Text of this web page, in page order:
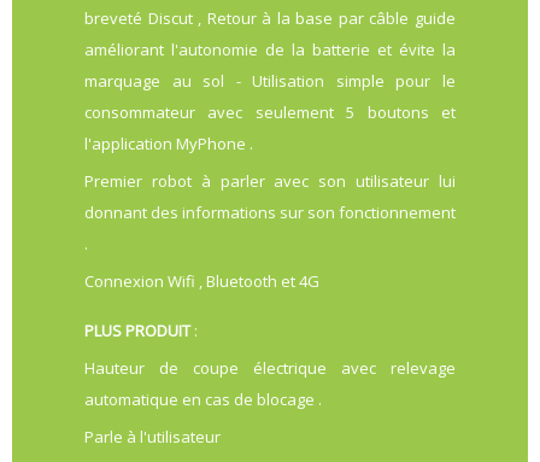
breveté Discut , Retour à la base par câble guide
améliorant l'autonomie de la batterie et évite la
marquage au sol - Utilisation simple pour le
consommateur avec seulement 5 boutons et
l'application MyPhone .
Premier robot à parler avec son utilisateur lui
donnant des informations sur son fonctionnement
.
Connexion Wifi , Bluetooth et 4G
PLUS PRODUIT:
Hauteur de coupe électrique avec relevage
automatique en cas de blocage .
Parle à l'utilisateur